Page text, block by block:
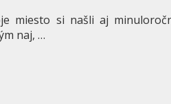
miesto si našli aj
naj, …